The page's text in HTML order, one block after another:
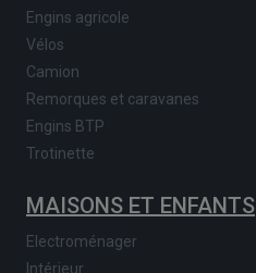
Engins agricole
Vélos
Camion
Remorques et caravanes
Engins BTP
Trotinette
MAISONS ET ENFANTS
Electroménager
Intérieur